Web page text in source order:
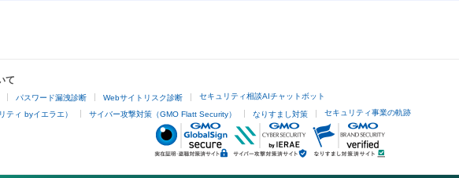
て
パスワード漏洩診断 Webサイトリスク診断 セキュリティ相談AIチャットボット
ティ byイエラエ） サイバー攻撃対策（GMO Flatt Security） なりすまし対策 セキュリティ事業の軌跡